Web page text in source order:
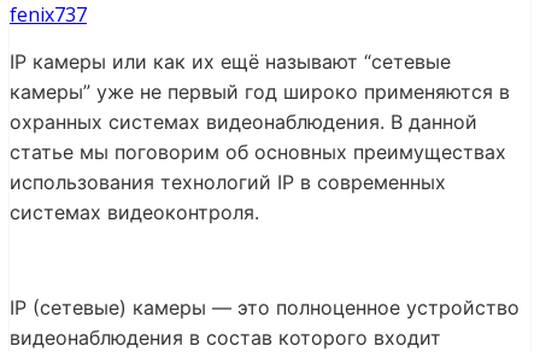
fenix737
IP камеры или как их ещё называют “сетевые
камеры” уже не первый год широко применяются в
охранных системах видеонаблюдения. В данной
статье мы поговорим об основных преимуществах
использования технологий IP в современных
системах видеоконтроля.
IP (сетевые) камеры — это полноценное устройство
видеонаблюдения в состав которого входит